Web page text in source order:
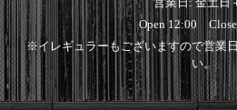
Open 12:00
※イレギュラーもございますので営業
い。